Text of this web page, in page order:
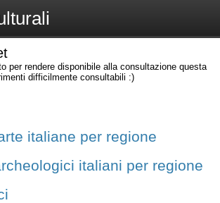
per rendere disponibile alla consultazione questa
difficilmente consultabili :)
italiane per regione
italiani per regione